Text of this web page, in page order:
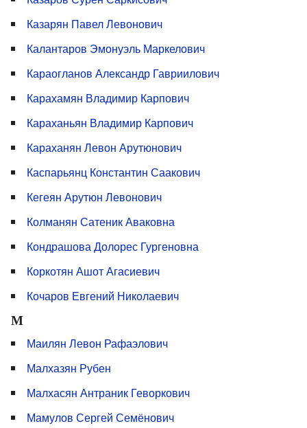
Казарян Павел Левонович
Калантаров Эмонуэль Маркелович
Караогланов Александр Гавриилович
Карахамян Владимир Карпович
Караханьян Владимир Карпович
Караханян Левон Арутюнович
Каспарьянц Константин Саакович
Кегеян Арутюн Левонович
Колманян Сатеник Аваковна
Кондрашова Долорес Гургеновна
Коркотян Ашот Агасиевич
Кочаров Евгений Николаевич
М
Маилян Левон Рафаэлович
Малхазян Рубен
Малхасян Антраник Геворкович
Мамулов Сергей Семёнович